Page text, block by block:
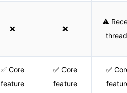
❌ ❌
⚠️
✅ Core
feature
✅ Core
feature
✅